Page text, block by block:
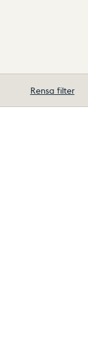
Rensa filter